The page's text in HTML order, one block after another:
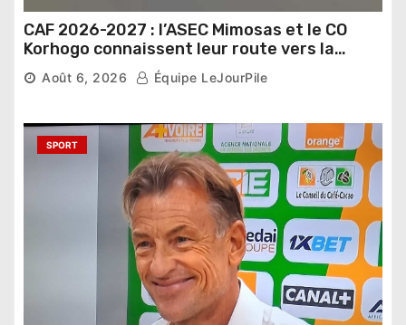
CAF 2026-2027 : l’ASEC Mimosas et le CO
Korhogo connaissent leur route vers la
phase de groupes
Août 6, 2026 Équipe LeJourPile
SPORT